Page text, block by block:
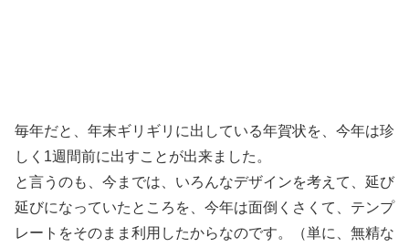
毎年だと、年末ギリギリに出している年賀状を、今年は珍
しく1週間前に出すことが出来ました。
と言うのも、今までは、いろんなデザインを考えて、延び
延びになっていたところを、今年は面倒くさくて、テンプ
レートをそのまま利用したからなのです。（単に、無精な